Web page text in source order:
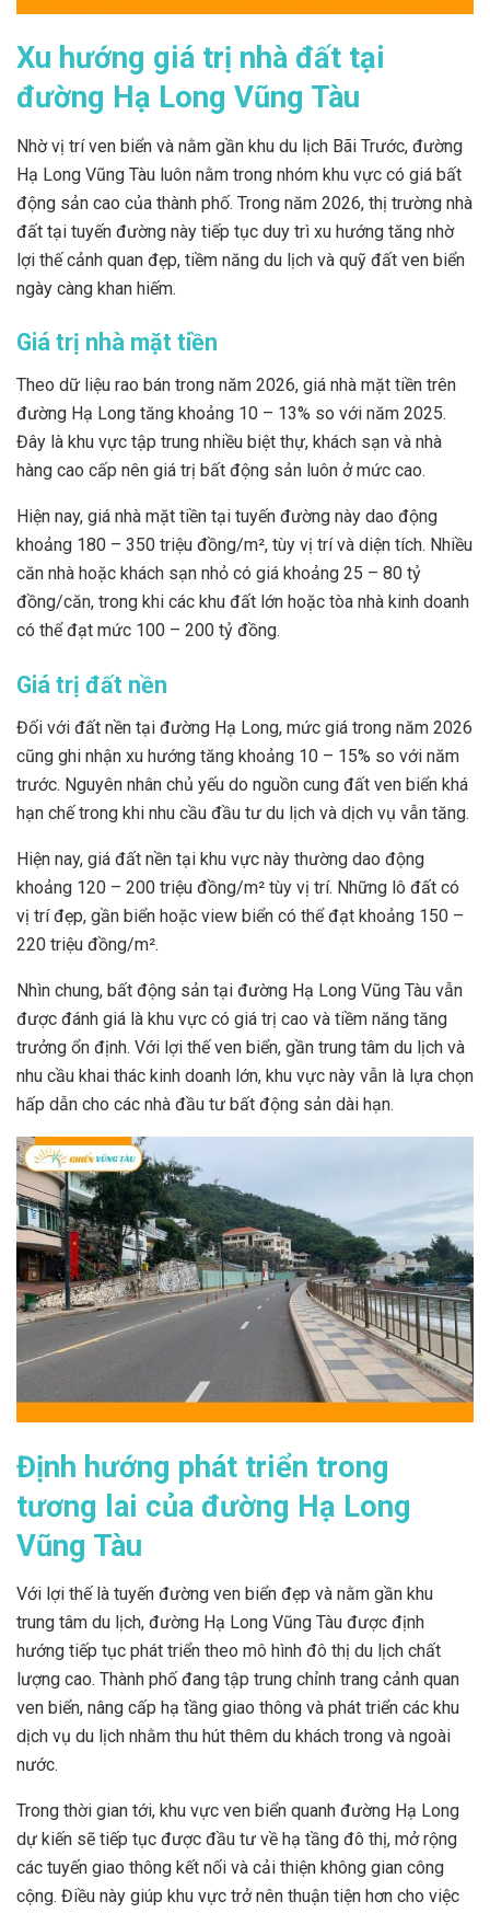
Xu hướng giá trị nhà đất tại
đường Hạ Long Vũng Tàu
Nhờ vị trí ven biển và nằm gần khu du lịch Bãi Trước, đường
Hạ Long Vũng Tàu luôn nằm trong nhóm khu vực có giá bất
động sản cao của thành phố. Trong năm 2026, thị trường nhà
đất tại tuyến đường này tiếp tục duy trì xu hướng tăng nhờ
lợi thế cảnh quan đẹp, tiềm năng du lịch và quỹ đất ven biển
ngày càng khan hiếm.
Giá trị nhà mặt tiền
Theo dữ liệu rao bán trong năm 2026, giá nhà mặt tiền trên
đường Hạ Long tăng khoảng 10 – 13% so với năm 2025.
Đây là khu vực tập trung nhiều biệt thự, khách sạn và nhà
hàng cao cấp nên giá trị bất động sản luôn ở mức cao.
Hiện nay, giá nhà mặt tiền tại tuyến đường này dao động
khoảng 180 – 350 triệu đồng/m², tùy vị trí và diện tích. Nhiều
căn nhà hoặc khách sạn nhỏ có giá khoảng 25 – 80 tỷ
đồng/căn, trong khi các khu đất lớn hoặc tòa nhà kinh doanh
có thể đạt mức 100 – 200 tỷ đồng.
Giá trị đất nền
Đối với đất nền tại đường Hạ Long, mức giá trong năm 2026
cũng ghi nhận xu hướng tăng khoảng 10 – 15% so với năm
trước. Nguyên nhân chủ yếu do nguồn cung đất ven biển khá
hạn chế trong khi nhu cầu đầu tư du lịch và dịch vụ vẫn tăng.
Hiện nay, giá đất nền tại khu vực này thường dao động
khoảng 120 – 200 triệu đồng/m² tùy vị trí. Những lô đất có
vị trí đẹp, gần biển hoặc view biển có thể đạt khoảng 150 –
220 triệu đồng/m².
Nhìn chung, bất động sản tại đường Hạ Long Vũng Tàu vẫn
được đánh giá là khu vực có giá trị cao và tiềm năng tăng
trưởng ổn định. Với lợi thế ven biển, gần trung tâm du lịch và
nhu cầu khai thác kinh doanh lớn, khu vực này vẫn là lựa chọn
hấp dẫn cho các nhà đầu tư bất động sản dài hạn.
Định hướng phát triển trong
tương lai của đường Hạ Long
Vũng Tàu
Với lợi thế là tuyến đường ven biển đẹp và nằm gần khu
trung tâm du lịch, đường Hạ Long Vũng Tàu được định
hướng tiếp tục phát triển theo mô hình đô thị du lịch chất
lượng cao. Thành phố đang tập trung chỉnh trang cảnh quan
ven biển, nâng cấp hạ tầng giao thông và phát triển các khu
dịch vụ du lịch nhằm thu hút thêm du khách trong và ngoài
nước.
Trong thời gian tới, khu vực ven biển quanh đường Hạ Long
dự kiến sẽ tiếp tục được đầu tư về hạ tầng đô thị, mở rộng
các tuyến giao thông kết nối và cải thiện không gian công
cộng. Điều này giúp khu vực trở nên thuận tiện hơn cho việc